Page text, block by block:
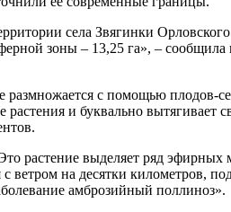
села Звягинки
зоны – 13,25 га», –
размножается с помощью плодов-
и буквально
растение выделяет ряд
ветром на десятки километров,
амброзийный поллиноз».